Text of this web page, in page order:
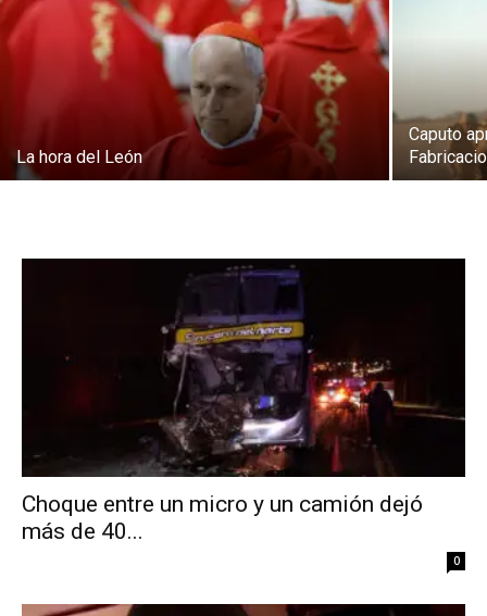
La hora del León
Caputo
Choque entre un micro y un camión dejó
más de 40...
0